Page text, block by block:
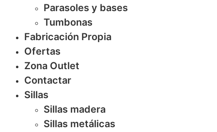
Parasoles y bases
Tumbonas
Fabricación Propia
Ofertas
Zona Outlet
Contactar
Sillas
Sillas madera
Sillas metálicas